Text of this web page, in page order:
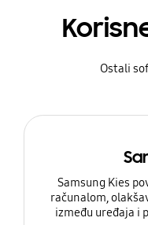
Ostali
Samsung Kies
računalom,
između uređaja i